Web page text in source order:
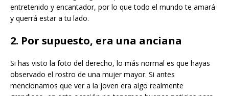
entretenido y encantador, por lo que todo el mundo te amará
y querrá estar a tu lado.
2. Por supuesto, era una anciana
Si has visto la foto del derecho, lo más normal es que hayas
observado el rostro de una mujer mayor. Si antes
mencionamos que ver a la joven era algo realmente